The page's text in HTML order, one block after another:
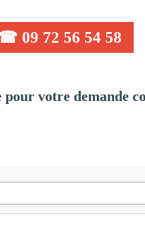
09 72 56 54 58
votre demande